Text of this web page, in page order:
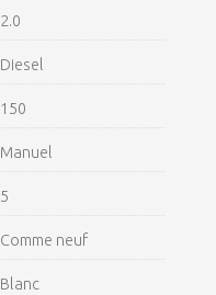
2.0
Diesel
150
Manuel
5
Comme neuf
Blanc